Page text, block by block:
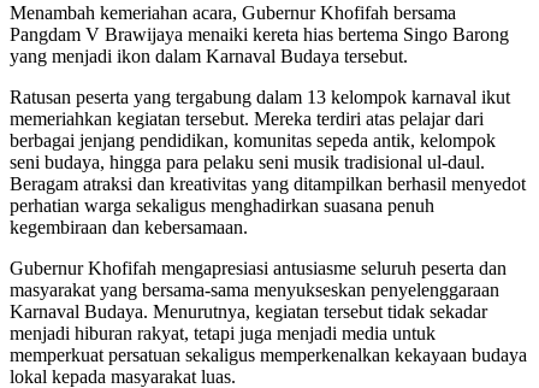
Menambah kemeriahan acara, Gubernur Khofifah bersama
Pangdam V Brawijaya menaiki kereta hias bertema Singo Barong
yang menjadi ikon dalam Karnaval Budaya tersebut.
Ratusan peserta yang tergabung dalam 13 kelompok karnaval ikut
memeriahkan kegiatan tersebut. Mereka terdiri atas pelajar dari
berbagai jenjang pendidikan, komunitas sepeda antik, kelompok
seni budaya, hingga para pelaku seni musik tradisional ul-daul.
Beragam atraksi dan kreativitas yang ditampilkan berhasil menyedot
perhatian warga sekaligus menghadirkan suasana penuh
kegembiraan dan kebersamaan.
Gubernur Khofifah mengapresiasi antusiasme seluruh peserta dan
masyarakat yang bersama-sama menyukseskan penyelenggaraan
Karnaval Budaya. Menurutnya, kegiatan tersebut tidak sekadar
menjadi hiburan rakyat, tetapi juga menjadi media untuk
memperkuat persatuan sekaligus memperkenalkan kekayaan budaya
lokal kepada masyarakat luas.